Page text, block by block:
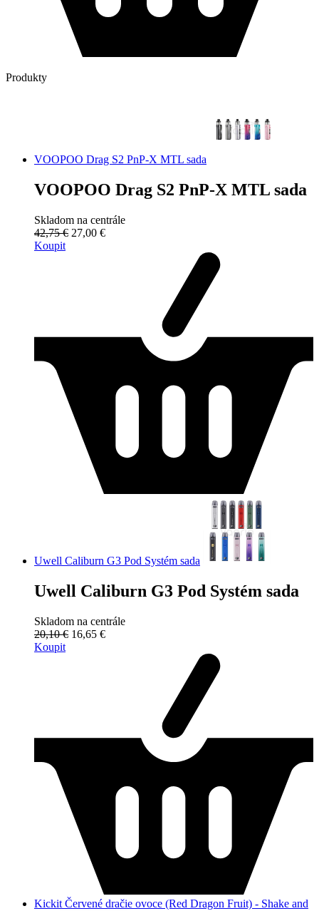
Produkty
VOOPOO Drag S2 PnP-X MTL sada
VOOPOO Drag S2 PnP-X MTL sada
Skladom na centrále
42,75 € 27,00 €
Koupit
Uwell Caliburn G3 Pod Systém sada
Uwell Caliburn G3 Pod Systém sada
Skladom na centrále
20,10 € 16,65 €
Koupit
Kickit Červené dračie ovoce (Red Dragon Fruit) - Shake and